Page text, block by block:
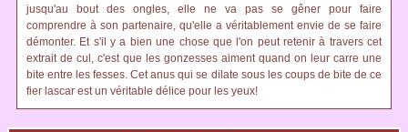
jusqu'au bout des ongles, elle ne va pas se gêner pour faire
comprendre à son partenaire, qu'elle a véritablement envie de se faire
démonter. Et s'il y a bien une chose que l'on peut retenir à travers cet
extrait de cul, c'est que les gonzesses aiment quand on leur carre une
bite entre les fesses. Cet anus qui se dilate sous les coups de bite de ce
fier lascar est un véritable délice pour les yeux!